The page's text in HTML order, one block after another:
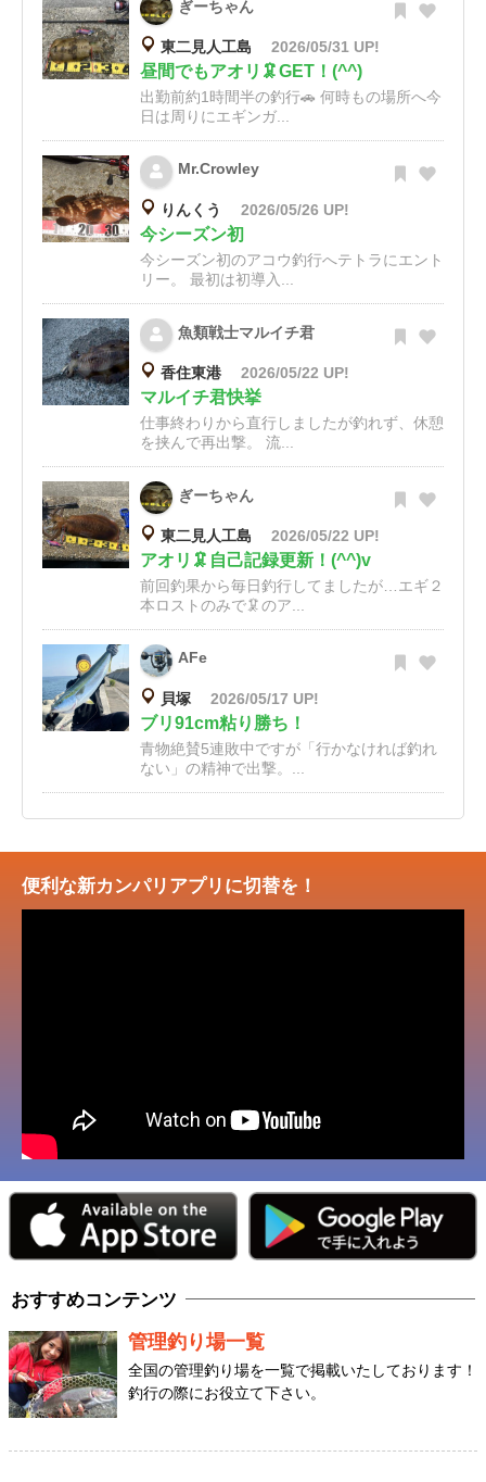
ぎーちゃん
東二見人工島 2026/05/31 UP!
昼間でもアオリ🦑GET！(^^)
出勤前約1時間半の釣行🚗 何時もの場所へ今
日は周りにエギンガ...
Mr.Crowley
りんくう 2026/05/26 UP!
今シーズン初
今シーズン初のアコウ釣行へテトラにエント
リー。 最初は初導入...
魚類戦士マルイチ君
香住東港 2026/05/22 UP!
マルイチ君快挙
仕事終わりから直行しましたが釣れず、休憩
を挟んで再出撃。 流...
ぎーちゃん
東二見人工島 2026/05/22 UP!
アオリ🦑自己記録更新！(^^)v
前回釣果から毎日釣行してましたが…エギ２
本ロストのみで🦑のア...
AFe
貝塚 2026/05/17 UP!
ブリ91cm粘り勝ち！
青物絶賛5連敗中ですが「行かなければ釣れ
ない」の精神で出撃。...
便利な新カンパリアプリに切替を！
おすすめコンテンツ
管理釣り場一覧
全国の管理釣り場を一覧で掲載いたしております！
釣行の際にお役立て下さい。